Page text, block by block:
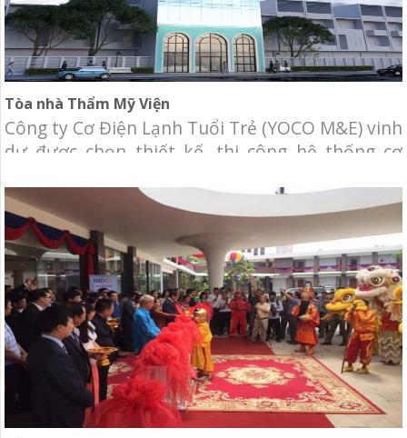
Tòa nhà Thẩm Mỹ Viện
Công ty Cơ Điện Lạnh Tuổi Trẻ (YOCO M&E) vinh
dự được chọn thiết kế, thi công hệ thống cơ
tư: Thẩm mỹ viện. Địa điểm: Nguyễn Biểu,
Phường 1, Quận 5, TP. HCM. Hạng mục: Thiết
kế và thi công hệ thống cơ điện lạnh, bao